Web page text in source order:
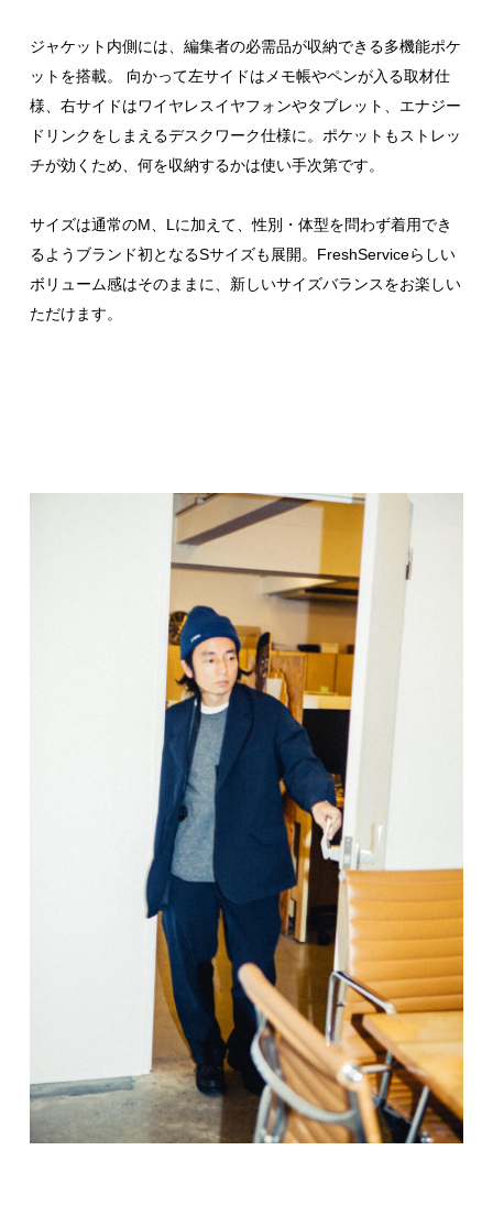
ジャケット内側には、編集者の必需品が収納できる多機能ポケ
ットを搭載。 向かって左サイドはメモ帳やペンが入る取材仕
様、右サイドはワイヤレスイヤフォンやタブレット、エナジー
ドリンクをしまえるデスクワーク仕様に。ポケットもストレッ
チが効くため、何を収納するかは使い手次第です。
サイズは通常のM、Lに加えて、性別・体型を問わず着用でき
るようブランド初となるSサイズも展開。FreshServiceらしい
ボリューム感はそのままに、新しいサイズバランスをお楽しい
ただけます。